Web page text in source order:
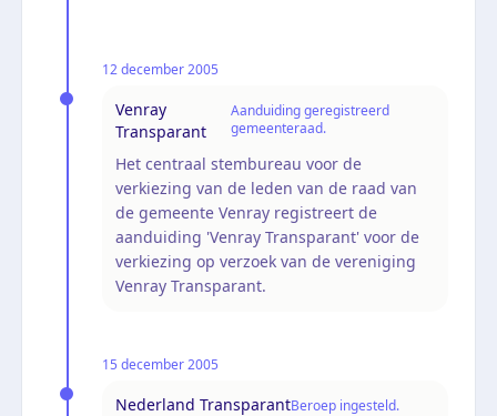
12 december 2005
Venray
Transparant
Aanduiding geregistreerd
gemeenteraad.
Het centraal stembureau voor de
verkiezing van de leden van de raad van
de gemeente Venray registreert de
aanduiding 'Venray Transparant' voor de
verkiezing op verzoek van de vereniging
Venray Transparant.
15 december 2005
Nederland TransparantBeroep ingesteld.